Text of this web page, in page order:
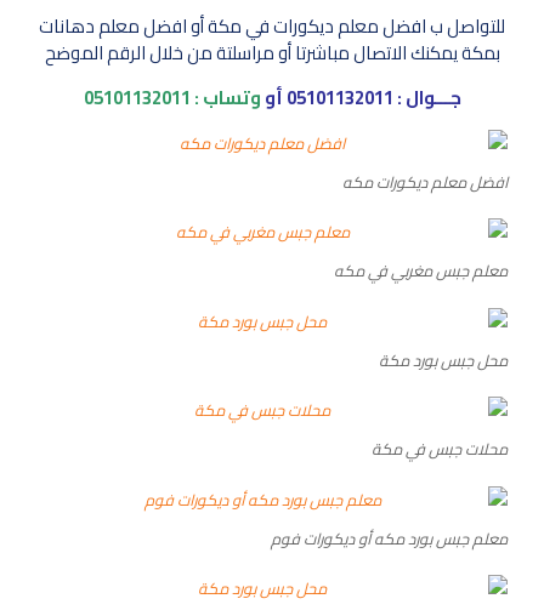
للتواصل ب افضل معلم ديكورات في مكة أو افضل معلم دهانات
بمكة يمكنك الاتصال مباشرتا أو مراسلتة من خلال الرقم الموضح
جـــوال : 05101132011أووتساب : 05101132011
افضل معلم ديكورات مكه
معلم جبس مغربي في مكه
محل جبس بورد مكة
محلات جبس في مكة
معلم جبس بورد مكه أو ديكورات فوم